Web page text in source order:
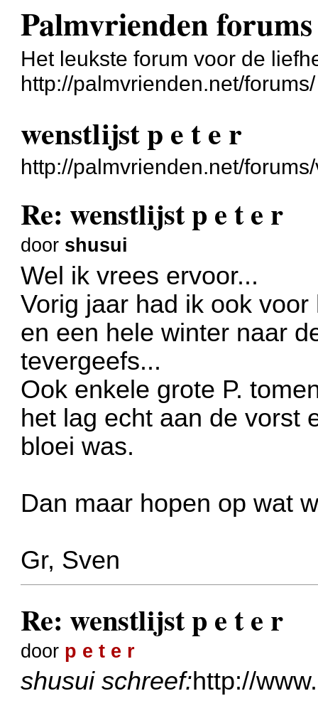
Palmvrienden forums
Het leukste forum voor de
http://palmvrienden.net/forums/
wenstlijst p e t e r
http://palmvrienden.net/
Re: wenstlijst p e t e r
door shusui
Wel ik vrees ervoor...
Vorig jaar had ik ook
en een hele winter naar
tevergeefs...
Ook enkele grote P.
het lag echt aan de vorst
bloei was.
Dan maar hopen op wat
Gr, Sven
Re: wenstlijst p e t e r
door p e t e r
shusui schreef:http://